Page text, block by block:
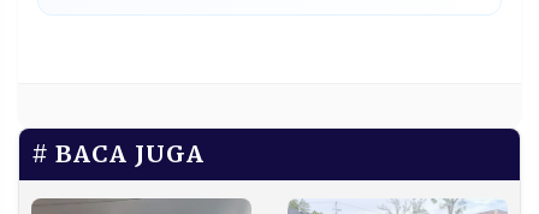
BACA JUGA